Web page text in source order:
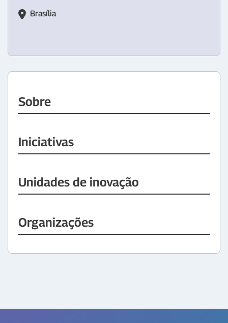
Brasília
Sobre
Iniciativas
Unidades de inovação
Organizações